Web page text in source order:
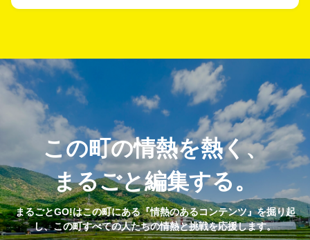
この町の情熱を熱く、
まるごと編集する。
まるごとGO!はこの町にある『情熱のあるコンテンツ』を掘り起
し、この町すべての人たちの情熱と挑戦を応援します。